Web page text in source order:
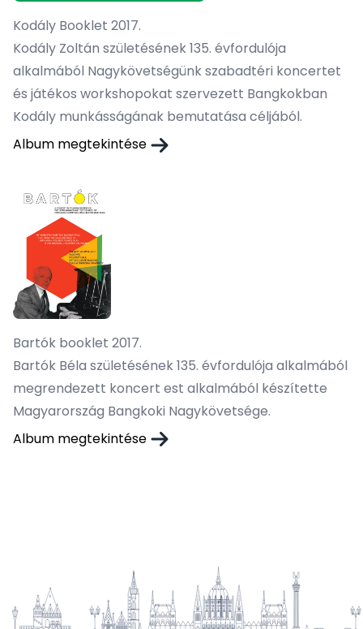
Kodály Booklet 2017.
Kodály Zoltán születésének 135. évfordulója
alkalmából Nagykövetségünk szabadtéri koncertet
és játékos workshopokat szervezett Bangkokban
Kodály munkásságának bemutatása céljából.
Album megtekintése
Bartók booklet 2017.
Bartók Béla születésének 135. évfordulója alkalmából
megrendezett koncert est alkalmából készítette
Magyarország Bangkoki Nagykövetsége.
Album megtekintése